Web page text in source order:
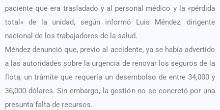
paciente que era trasladado y al personal médico y la «pérdida
total» de la unidad, según informó Luis Méndez, dirigente
nacional de los trabajadores de la salud.
Méndez denunció que, previo al accidente, ya se había advertido
a las autoridades sobre la urgencia de renovar los seguros de la
flota, un trámite que requería un desembolso de entre 34,000 y
36,000 dólares. Sin embargo, la gestión no se concretó por una
presunta falta de recursos.